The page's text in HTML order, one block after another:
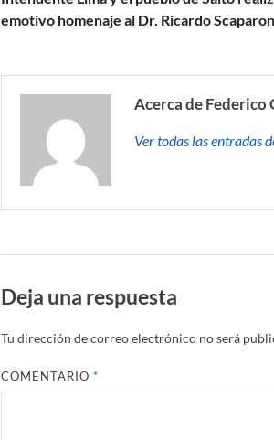
emotivo homenaje al Dr. Ricardo
Acerca de Federico
Ver todas las entradas
Deja una respuesta
Tu dirección de correo electrónico no será
COMENTARIO *